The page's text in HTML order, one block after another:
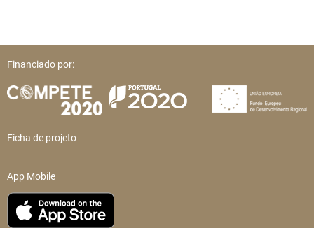
Financiado por:
Ficha de projeto
App Mobile